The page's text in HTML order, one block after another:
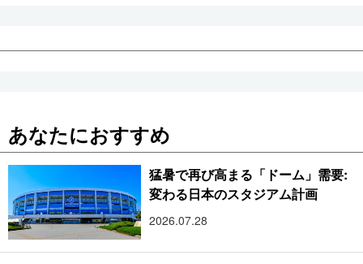
あなたにおすすめ
猛暑で再び高まる「ドーム」需要:
変わる日本のスタジアム計画
2026.07.28